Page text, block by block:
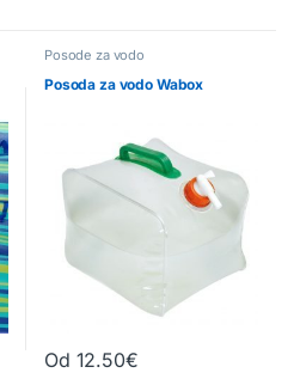
Posode za vodo
Posoda za vodo Wabox
Od 12.50€